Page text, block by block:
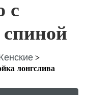
с
>
лонгслива